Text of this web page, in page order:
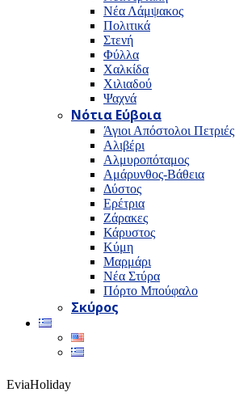
Νέα Λάμψακος
Πολιτικά
Στενή
Φύλλα
Χαλκίδα
Χιλιαδού
Ψαχνά
Νότια Εύβοια
Άγιοι Απόστολοι Πετριές
Αλιβέρι
Αλμυροπόταμος
Αμάρυνθος-Βάθεια
Δύστος
Ερέτρια
Ζάρακες
Κάρυστος
Κύμη
Μαρμάρι
Νέα Στύρα
Πόρτο Μπούφαλο
Σκύρος
EviaHoliday